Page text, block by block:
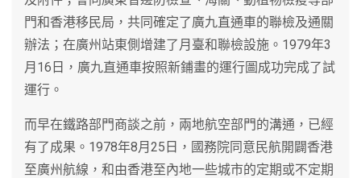
門和香港移民局，共同確定了廣九直通車的聯檢及通關
辦法；在廣州站東側增建了月臺和聯檢設施。1979年3
月16日，廣九直通車按照新鋪畫的運行圖成功完成了試
運行。
而早在鐵路部門商談之前，兩地航空部門的溝通，已經
有了成果。1978年8月25日，國務院同意民航開闢香港
至廣州航線，和由香港至內地一些城市的定期或不定期